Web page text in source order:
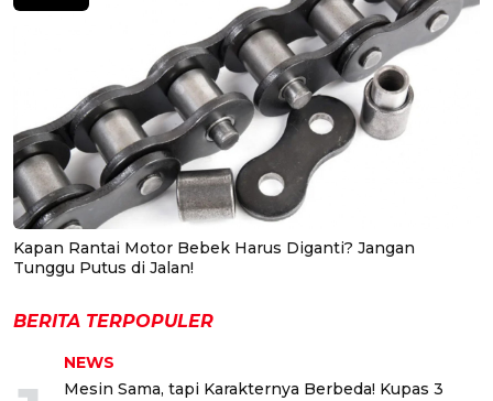
Kapan Rantai Motor Bebek Harus Diganti? Jangan
Tunggu Putus di Jalan!
BERITA TERPOPULER
NEWS
Mesin Sama, tapi Karakternya Berbeda! Kupas 3